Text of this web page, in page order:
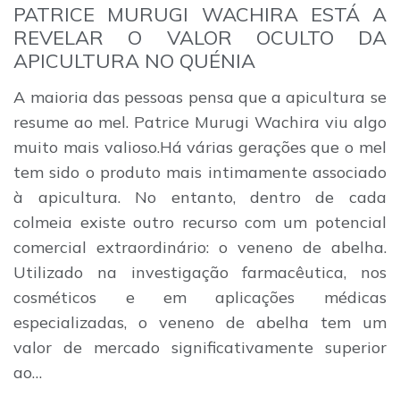
PATRICE MURUGI WACHIRA ESTÁ A
REVELAR O VALOR OCULTO DA
APICULTURA NO QUÉNIA
A maioria das pessoas pensa que a apicultura se
resume ao mel. Patrice Murugi Wachira viu algo
muito mais valioso.Há várias gerações que o mel
tem sido o produto mais intimamente associado
à apicultura. No entanto, dentro de cada
colmeia existe outro recurso com um potencial
comercial extraordinário: o veneno de abelha.
Utilizado na investigação farmacêutica, nos
cosméticos e em aplicações médicas
especializadas, o veneno de abelha tem um
valor de mercado significativamente superior
ao…